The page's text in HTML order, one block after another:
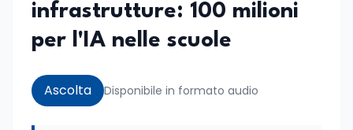
infrastrutture: 100 milioni
per l'IA nelle scuole
Ascolta Disponibile in formato audio